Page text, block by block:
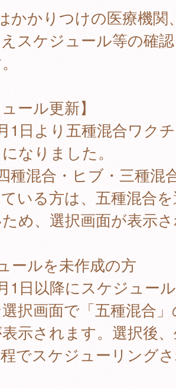
かかりつけの医療機関
スケジュール等の確
ール更新】
1日より五種混合ワク
なりました。
種混合・ヒブ・三種混
いる方は、五種混合
め、選択画面が表示
ールを未作成の方
1日以降にスケジュー
択画面で「五種混合
示されます。選択後
でスケジューリング